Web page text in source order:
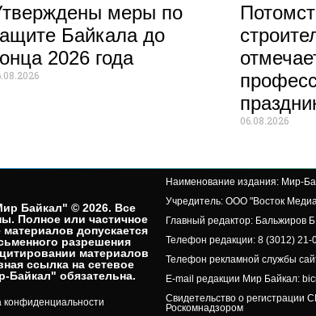
меры по
Байкала до
2026 года
06.08.2026
Байкал" © 2026. Все
Полное или частичное
допускается
разрешения
материалов
ссылка на сетевое
Байкал" обязательна.​
конфиденциальности
Наименование издания: Мир-
Учредитель: ООО "Восток
Главный редактор: Бальжиров
Телефон редакции: 8 (3012) 21-
Телефон рекламной службы
E-mail редакции Мир Байкал:
Свидетельство о
Роскомнадзором